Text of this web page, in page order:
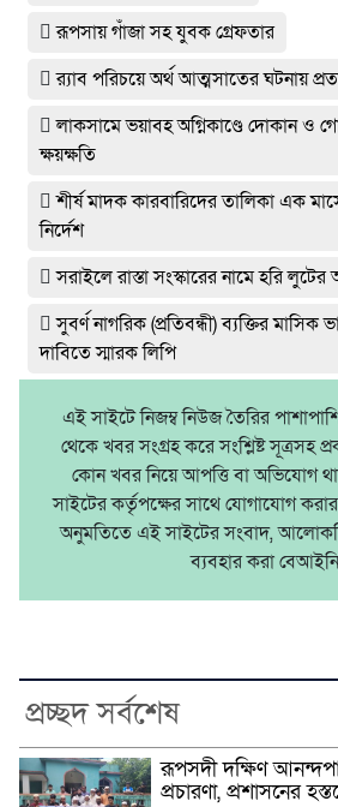
রূপসায় গাঁজা সহ যুবক গ্রেফতার
র‌্যাব পরিচয়ে অর্থ আত্মসাতের ঘটনায়
লাকসামে ভয়াবহ অগ্নিকাণ্ডে দোকান ও
ক্ষয়ক্ষতি
শীর্ষ মাদক কারবারিদের তালিকা এক
নির্দেশ
সরাইলে রাস্তা সংস্কারের নামে হরি
সুবর্ণ নাগরিক (প্রতিবন্ধী) ব্যক্তির মাসিক
দাবিতে স্মারক লিপি
এই সাইটে নিজম্ব নিউজ তৈরির
থেকে খবর সংগ্রহ করে সংশ্লিষ্ট সূত্রসহ
কোন খবর নিয়ে আপত্তি বা অভিযোগ
সাইটের কর্তৃপক্ষের সাথে যোগাযোগ
অনুমতিতে এই সাইটের সংবাদ,
ব্যবহার করা
প্রচ্ছদ সর্বশেষ
রূপসদী দক্ষিণ
প্রচারণা, প্রশাসনের